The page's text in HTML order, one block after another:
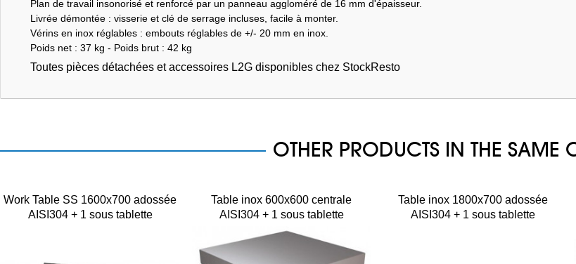
Plan de travail insonorisé et renforcé par un panneau aggloméré de 16 mm d'épaisseur.
Livrée démontée : visserie et clé de serrage incluses, facile à monter.
Vérins en inox réglables : embouts réglables de +/- 20 mm en inox.
Poids net : 37 kg - Poids brut : 42 kg
Toutes pièces détachées et accessoires L2G disponibles chez StockResto
OTHER PRODUCTS IN THE SAME
Work Table SS 1600x700 adossée
AISI304 + 1 sous tablette
Table inox 600x600 centrale
AISI304 + 1 sous tablette
Table inox 1800x700 adossée
AISI304 + 1 sous tablette